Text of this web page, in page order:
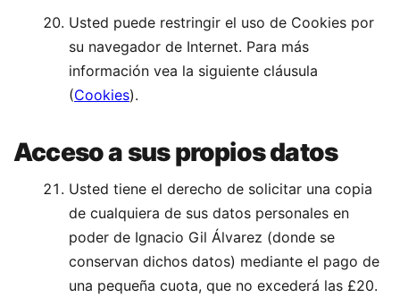
Usted puede restringir el uso de Cookies por
su navegador de Internet. Para más
información vea la siguiente cláusula
(Cookies).
Acceso a sus propios datos
Usted tiene el derecho de solicitar una copia
de cualquiera de sus datos personales en
poder de Ignacio Gil Álvarez (donde se
conservan dichos datos) mediante el pago de
una pequeña cuota, que no excederá las £20.